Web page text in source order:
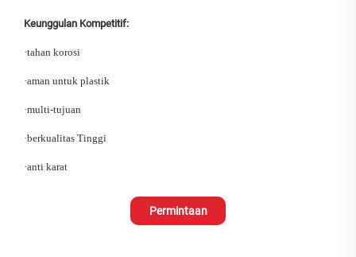
Keunggulan Kompetitif:
·tahan korosi
·aman untuk plastik
·multi-tujuan
·berkualitas Tinggi
·anti karat
Permintaan